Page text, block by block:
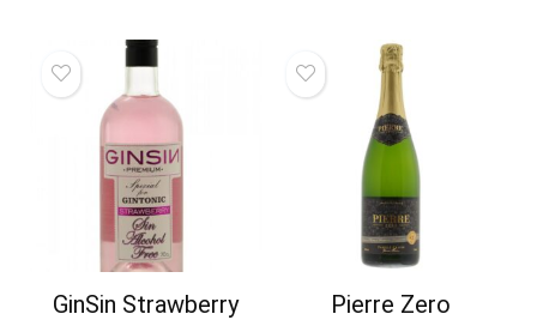
GinSin Strawberry
Pierre Zero